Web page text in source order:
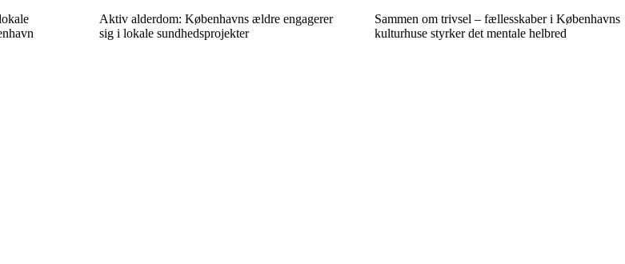
Aktiv alderdom: Københavns ældre engagerer
sig i lokale sundhedsprojekter
Sammen om trivsel – fællesskaber i Københavns
kulturhuse styrker det mentale helbred